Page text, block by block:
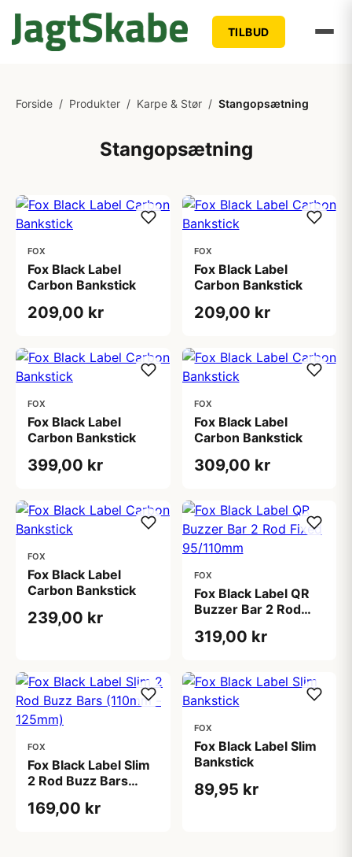
TILBUD
Forside / Produkter / Karpe & Stør / Stangopsætning
Stangopsætning
FOX
Fox Black Label
Carbon Bankstick
209,00 kr
FOX
Fox Black Label
Carbon Bankstick
209,00 kr
FOX
Fox Black Label
Carbon Bankstick
399,00 kr
FOX
Fox Black Label
Carbon Bankstick
309,00 kr
FOX
Fox Black Label
Carbon Bankstick
239,00 kr
FOX
Fox Black Label QR
Buzzer Bar 2 Rod
319,00 kr
FOX
Fox Black Label Slim
2 Rod Buzz Bars
169,00 kr
FOX
Fox Black Label Slim
Bankstick
89,95 kr